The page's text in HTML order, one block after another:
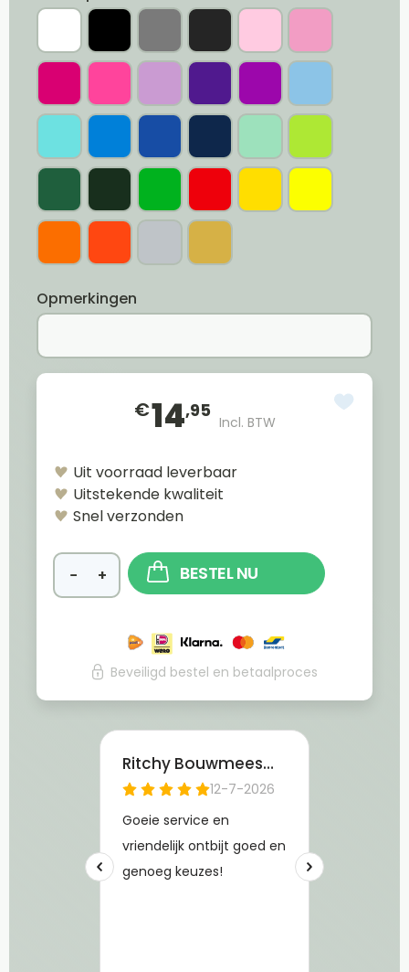
Opmerkingen
€14,95
Incl. BTW
Uit voorraad leverbaar
Uitstekende kwaliteit
Snel verzonden
− + BESTEL NU
Beveiligd bestel en betaalproces